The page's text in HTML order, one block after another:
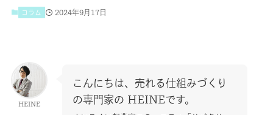
コラム 2024年9月17日
HEINE
こんにちは、売れる仕組みづくり
の専門家の HEINEです。